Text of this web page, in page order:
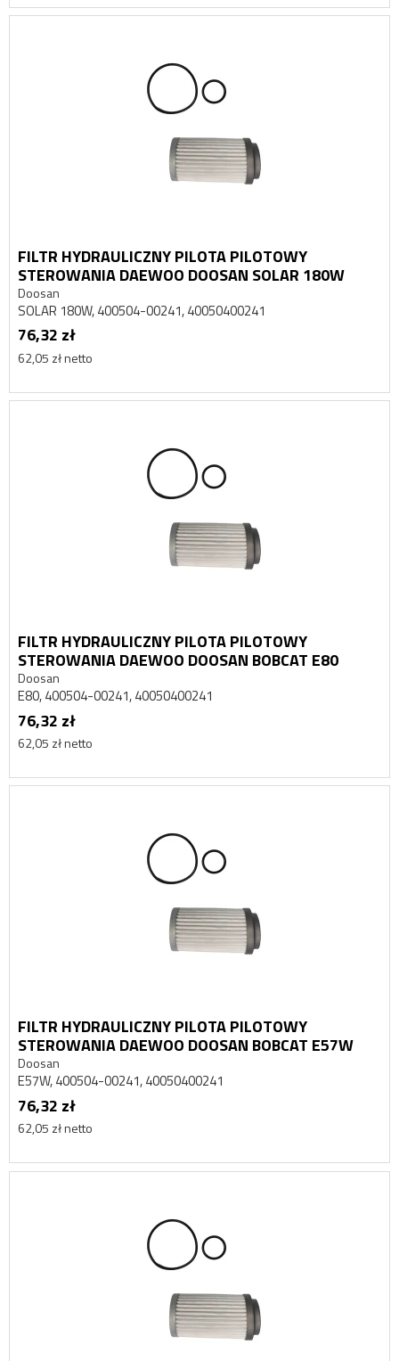
FILTR HYDRAULICZNY PILOTA PILOTOWY
STEROWANIA DAEWOO DOOSAN SOLAR 180W
Doosan
SOLAR 180W, 400504-00241, 40050400241
76,32 zł
62,05 zł netto
FILTR HYDRAULICZNY PILOTA PILOTOWY
STEROWANIA DAEWOO DOOSAN BOBCAT E80
Doosan
E80, 400504-00241, 40050400241
76,32 zł
62,05 zł netto
FILTR HYDRAULICZNY PILOTA PILOTOWY
STEROWANIA DAEWOO DOOSAN BOBCAT E57W
Doosan
E57W, 400504-00241, 40050400241
76,32 zł
62,05 zł netto